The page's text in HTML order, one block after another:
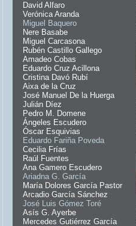
David Alfaro
Verónica Aranda
Miguel Baquero
Nere Basabe
Miguel Carcasona
Rubén Castillo Gallego
Amadeo Cobas
Eduardo Cruz Acillona
Cristina Davó Rubí
Aixa de la Cruz
José Manuel De la Huerga
Julián Díez
Pedro M. Domene
Ángeles Escudero
Óscar Esquivias
Eduardo Fariña Poveda
Cecilia Frías
Raúl Fuentes
Ana Gamero Escudero
Ariadna G. García
María Dolores García Pastor
Arcadio García Sánchez
José Luis Gómez Toré
Asís G. Ayerbe
Mercedes Gutiérrez García